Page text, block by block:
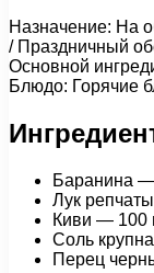
Назначение: На
/ Праздничный
Основной
Блюдо: Горячие
Баранина
Лук
Киви — 100
Соль
Перец